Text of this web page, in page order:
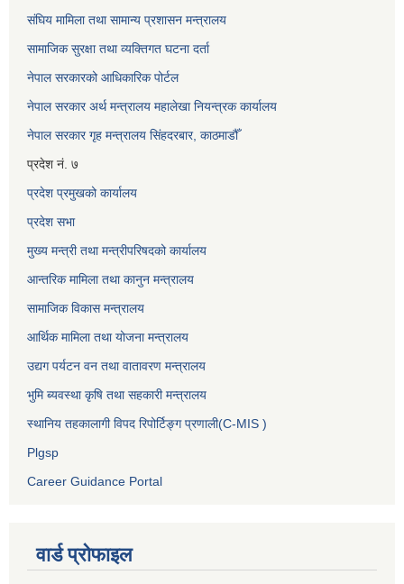
संघिय मामिला तथा सामान्य प्रशासन मन्त्रालय
सामाजिक सुरक्षा तथा व्यक्तिगत घटना दर्ता
नेपाल सरकारको आधिकारिक पोर्टल
नेपाल सरकार अर्थ मन्त्रालय महालेखा नियन्त्रक कार्यालय
नेपाल सरकार गृह मन्त्रालय सिंहदरबार, काठमाडौँ
प्रदेश नं. ७
प्रदेश प्रमुखको कार्यालय
प्रदेश सभा
मुख्य मन्त्री तथा मन्त्रीपरिषदको कार्यालय
आन्तरिक मामिला तथा कानुन मन्त्रालय
सामाजिक विकास मन्त्रालय
आर्थिक मामिला तथा योजना मन्त्रालय
उद्यग पर्यटन वन तथा वातावरण मन्त्रालय
भुमि ब्यवस्था कृषि तथा सहकारी मन्त्रालय
स्थानिय तहकालागी विपद रिपोर्टिङ्ग प्रणाली(C-MIS )
Plgsp
Career Guidance Portal
वार्ड प्रोफाइल